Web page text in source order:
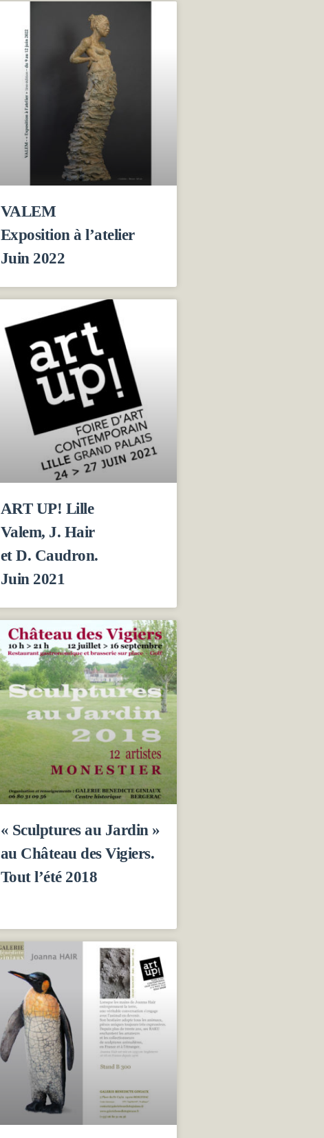
VALEM
Exposition à l’atelier
Juin 2022
ART UP! Lille
Valem, J. Hair
et D. Caudron.
Juin 2021
« Sculptures au Jardin »
au Château des Vigiers.
Tout l’été 2018